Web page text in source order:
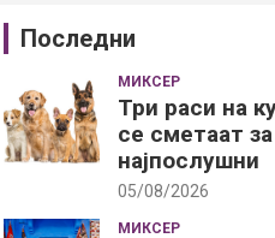
Последни
МИКСЕР
Три раси на
се сметаат за
најпослушни
05/08/2026
МИКСЕР